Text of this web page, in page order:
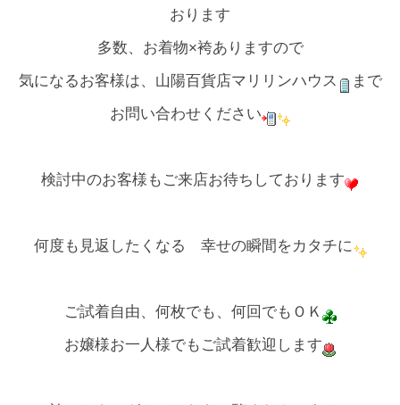
おります
多数、お着物×袴ありますので
気になるお客様は、山陽百貨店マリリンハウス
まで
お問い合わせください
検討中のお客様もご来店お待ちしております
何度も見返したくなる 幸せの瞬間をカタチに
ご試着自由、何枚でも、何回でもＯＫ
お嬢様お一人様でもご試着歓迎します